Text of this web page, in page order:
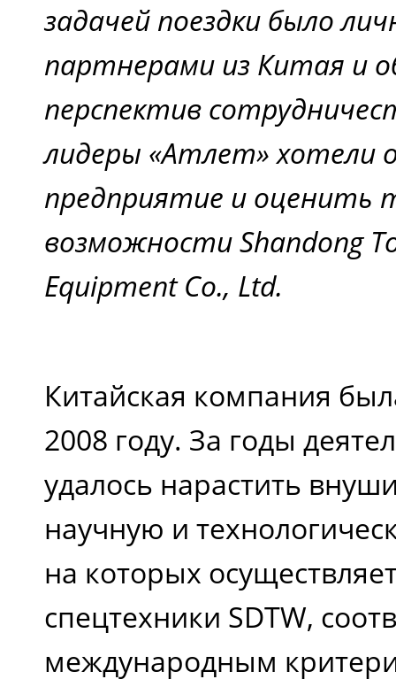
задачей поездки было
партнерами из Китая и
перспектив
лидеры «Атлет» хотели
предприятие и оценить
возможности Shandong
Equipment Co., Ltd.
Китайская компания
2008 году. За годы
удалось нарастить
научную и
на которых
спецтехники SDTW,
международным